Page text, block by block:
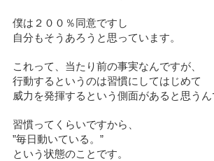
僕は２００％同意ですし
自分もそうあろうと思っています。
これって、当たり前の事実なんですが、
行動するというのは習慣にしてはじめて
威力を発揮するという側面があると思うん
習慣ってくらいですから、
”毎日動いている。”
という状態のことです。